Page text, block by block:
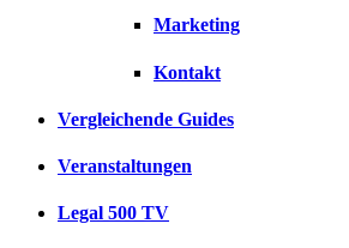
Marketing
Kontakt
Vergleichende Guides
Veranstaltungen
Legal 500 TV